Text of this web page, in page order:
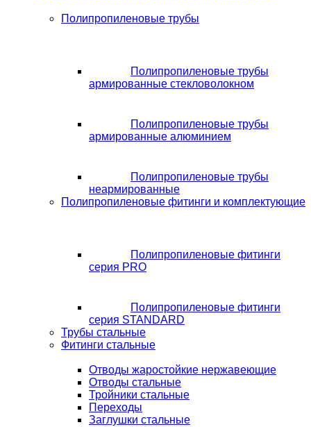
Полипропиленовые трубы
Полипропиленовые трубы
армированные стекловолокном
Полипропиленовые трубы
армированные алюминием
Полипропиленовые трубы
неармированные
Полипропиленовые фитинги и комплектующие
Полипропиленовые фитинги
серия PRO
Полипропиленовые фитинги
серия STANDARD
Трубы стальные
Фитинги стальные
Отводы жаростойкие нержавеющие
Отводы стальные
Тройники стальные
Переходы
Заглушки стальные